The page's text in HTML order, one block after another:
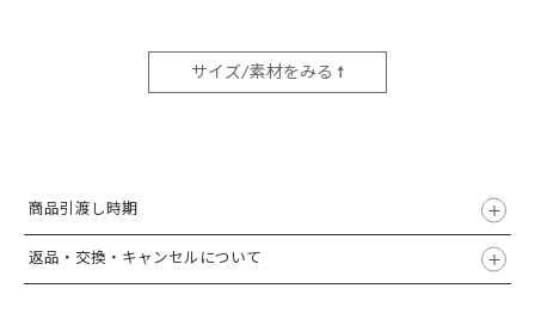
サイズ/素材をみる ↑
商品引渡し時期
返品・交換・キャンセルについて